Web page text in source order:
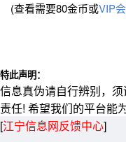
(查看需要80金币或VIP
特此声明：
信息真伪请自行辨别，
责任! 希望我们的平台能
[江宁信息网反馈中心]